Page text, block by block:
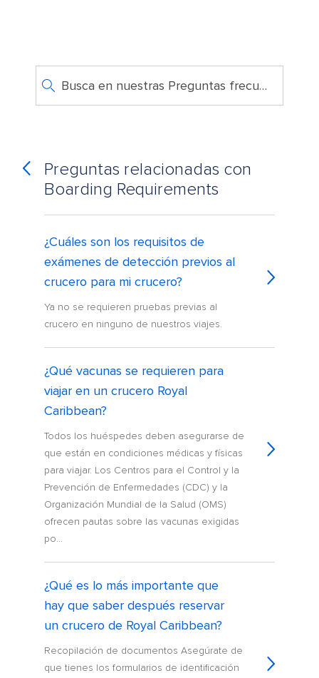
Busca en nuestras Preguntas frecuentes
Preguntas relacionadas con
Boarding Requirements
¿Cuáles son los requisitos de
exámenes de detección previos al
crucero para mi crucero?
Ya no se requieren pruebas previas al
crucero en ninguno de nuestros viajes.
¿Qué vacunas se requieren para
viajar en un crucero Royal
Caribbean?
Todos los huéspedes deben asegurarse de
que están en condiciones médicas y físicas
para viajar. Los Centros para el Control y la
Prevención de Enfermedades (CDC) y la
Organización Mundial de la Salud (OMS)
ofrecen pautas sobre las vacunas exigidas
po...
¿Qué es lo más importante que
hay que saber después reservar
un crucero de Royal Caribbean?
Recopilación de documentos Asegúrate de
que tienes los formularios de identificación